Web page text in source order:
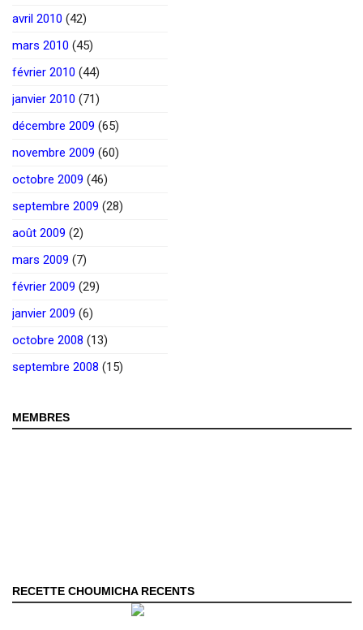
avril 2010 (42)
mars 2010 (45)
février 2010 (44)
janvier 2010 (71)
décembre 2009 (65)
novembre 2009 (60)
octobre 2009 (46)
septembre 2009 (28)
août 2009 (2)
mars 2009 (7)
février 2009 (29)
janvier 2009 (6)
octobre 2008 (13)
septembre 2008 (15)
MEMBRES
RECETTE CHOUMICHA RECENTS